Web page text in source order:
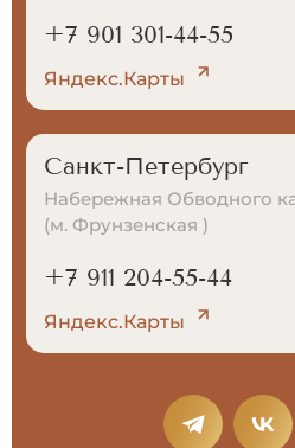
+7 901 301-44-55
Яндекс.Карты
Санкт-Петербург
Набережная Обводного
(м. Фрунзенская )
+7 911 204-55-44
Яндекс.Карты